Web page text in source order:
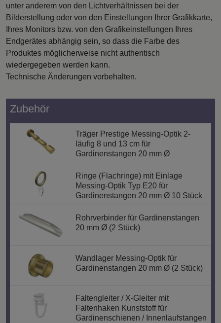
unter anderem von den Lichtverhältnissen bei der
Bilderstellung oder von den Einstellungen Ihrer Grafikkarte,
Ihres Monitors bzw. von den Grafikeinstellungen Ihres
Endgerätes abhängig sein, so dass die Farbe des
Produktes möglicherweise nicht authentisch
wiedergegeben werden kann.
Technische Änderungen vorbehalten.
Zubehör
Träger Prestige Messing-Optik 2-
läufig 8 und 13 cm für
Gardinenstangen 20 mm Ø
Ringe (Flachringe) mit Einlage
Messing-Optik Typ E20 für
Gardinenstangen 20 mm Ø 10 Stück
Rohrverbinder für Gardinenstangen
20 mm Ø (2 Stück)
Wandlager Messing-Optik für
Gardinenstangen 20 mm Ø (2 Stück)
Faltengleiter / X-Gleiter mit
Faltenhaken Kunststoff für
Gardinenschienen / Innenlaufstangen